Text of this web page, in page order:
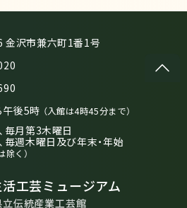
金沢市兼六町1番1号
午後5時 （入館は4時45分まで）
毎月第3木曜日
毎週木曜日及び年末・年始
除く）
工芸ミュージアム
立伝統産業工芸館